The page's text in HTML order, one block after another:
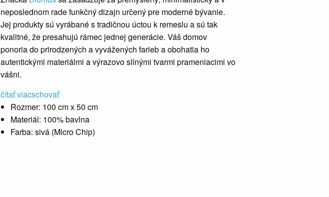
neposlednom rade funkčný dizajn určený pre moderné bývanie.
Jej produkty sú vyrábané s tradičnou úctou k remeslu a sú tak
kvalitné, že presahujú rámec jednej generácie. Váš domov
ponoria do prirodzených a vyvážených farieb a obohatia ho
autentickými materiálmi a výrazovo silnými tvarmi prameniacimi vo
vášni.
čítať viacschovať
Rozmer: 100 cm x 50 cm
Materiál: 100% bavlna
Farba: sivá (Micro Chip)